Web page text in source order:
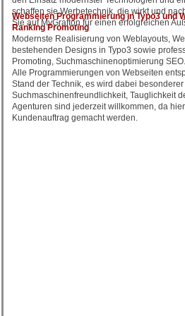
schaffen sie Werbetechnik, die wirkt und
Sie auf MyGrafton für einen erfolgreichen
Webseiten Programmierung in Typo3 und
Ranking Promoting
Modernste Realisierung von Weblayouts,
bestehenden Designs in Typo3 sowie
Promoting, Suchmaschinenoptimierung SEO.
Alle Programmierungen von Webseiten
Stand der Technik, es wird dabei
Suchmaschinenfreundlichkeit, Tauglichkeit
Agenturen sind jederzeit willkommen, da
Kundenauftrag gemacht werden.